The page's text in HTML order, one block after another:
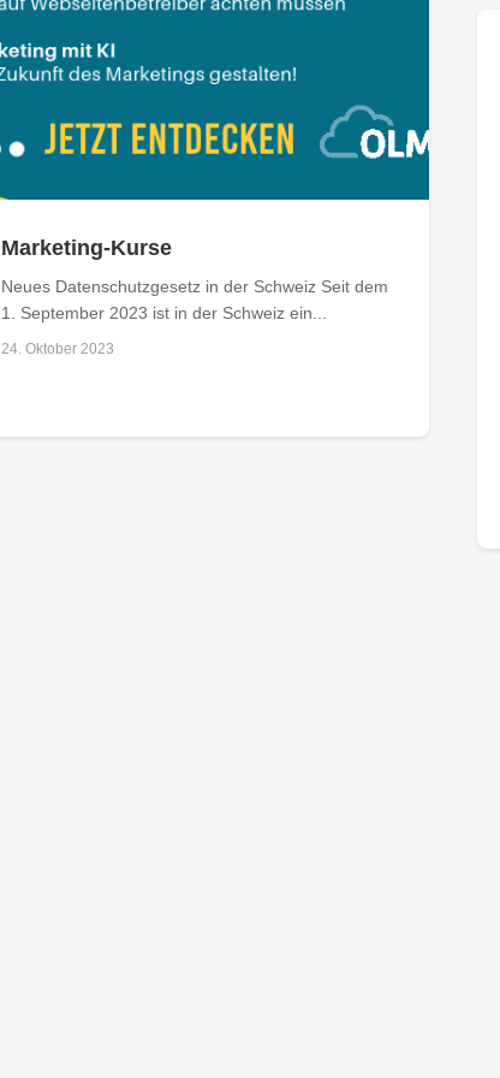
Marketing-Kurse
Neues Datenschutzgesetz in der Schweiz Seit dem
1. September 2023 ist in der Schweiz ein...
24. Oktober 2023